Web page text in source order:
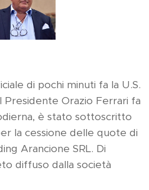
di pochi minuti fa la U.S.
Presidente Orazio Ferrari fa
è stato sottoscritto
la cessione delle quote di
Arancione SRL. Di
diffuso dalla società